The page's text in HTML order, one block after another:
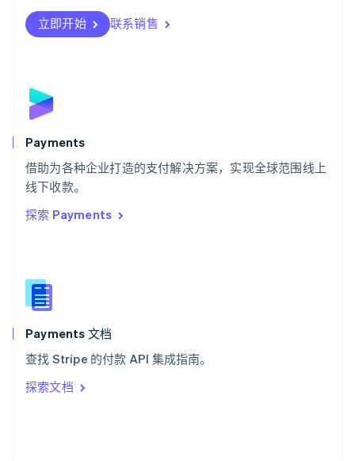
立即开始 联系销售
Payments
借助为各种企业打造的支付解决方案，实现全球范围线上
线下收款。
探索 Payments
Payments 文档
查找 Stripe 的付款 API 集成指南。
探索文档
瑞士
DeutschFrançais
English
斯洛文尼亚
泰国
ไทยEnglish
希腊
English
西班牙
新西兰
English
匈牙利
English
ItalianoEnglish
印度
English